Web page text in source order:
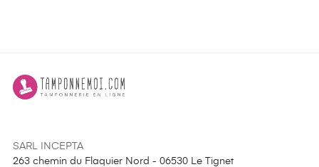
SARL INCEPTA
263 chemin du Flaquier Nord - 06530 Le Tignet